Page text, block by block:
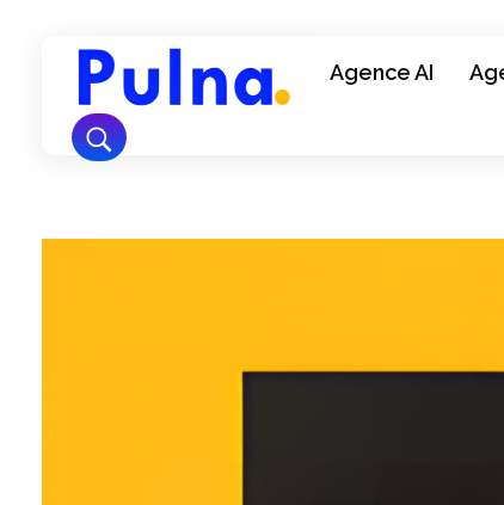
Pulna.com
Offrez à votre site une visibilité durable et attirez des visiteurs qualifiés via Google.
Agence AI